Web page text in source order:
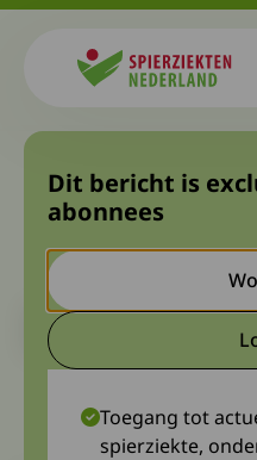
Onderzoek
doet er mee?
Let op. Dit is een ouder
meer actueel is.
Melissa Joosse, Patient
Research, Leiden
Dit bericht is
abonnees
Toegang tot
spierziekte,